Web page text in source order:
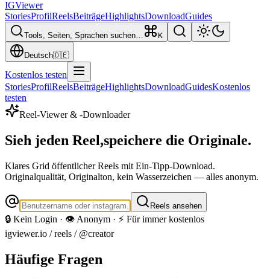
IGViewer
StoriesProfilReelsBeiträgeHighlightsDownloadGuides
Tools, Seiten, Sprachen suchen… K
Deutsch🇩🇪
Kostenlos testen
StoriesProfilReelsBeiträgeHighlightsDownloadGuidesKostenlos
testen
Reel-Viewer & -Downloader
Sieh jeden Reel,speichere die Originale.
Klares Grid öffentlicher Reels mit Ein-Tipp-Download.
Originalqualität, Originalton, kein Wasserzeichen — alles anonym.
Reels ansehen
🔒 Kein Login · 👁️ Anonym · ⚡ Für immer kostenlos
igviewer.io /reels / @creator
Häufige Fragen